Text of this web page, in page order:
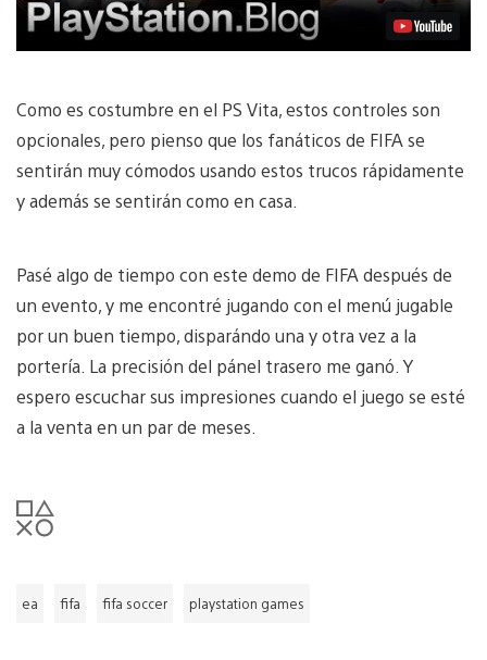
Como es costumbre en el PS Vita, estos controles son
opcionales, pero pienso que los fanáticos de FIFA se
sentirán muy cómodos usando estos trucos rápidamente
y además se sentirán como en casa.
Pasé algo de tiempo con este demo de FIFA después de
un evento, y me encontré jugando con el menú jugable
por un buen tiempo, disparándo una y otra vez a la
portería. La precisión del pánel trasero me ganó. Y
espero escuchar sus impresiones cuando el juego se esté
a la venta en un par de meses.
ea fifa fifa soccer playstation games